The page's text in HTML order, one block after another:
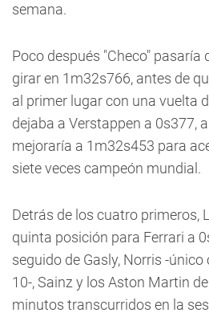
semana.
Poco después "Checo" pasaría
girar en 1m32s766, antes de
al primer lugar con una vuelta
dejaba a Verstappen a 0s377,
mejoraría a 1m32s453 para
siete veces campeón mundial.
Detrás de los cuatro primeros,
quinta posición para Ferrari a
seguido de Gasly, Norris -
10-, Sainz y los Aston Martin
minutos transcurridos en la